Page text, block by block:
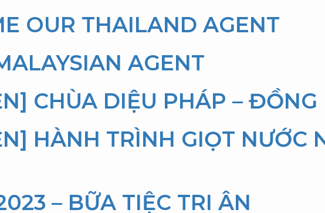
OUR THAILAND AGENT
AGENT
CHÙA DIỆU PHÁP – ĐỒNG
HÀNH TRÌNH GIỌT NƯỚC
– BỮA TIỆC TRI ÂN